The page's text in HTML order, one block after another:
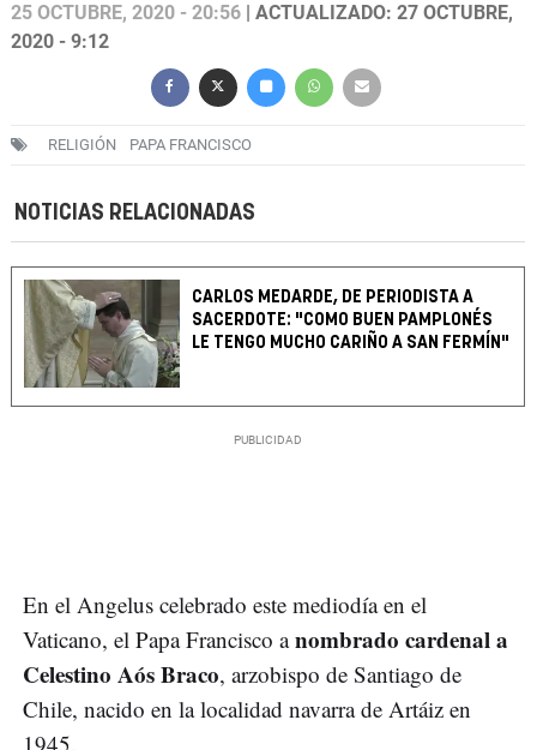
25 OCTUBRE, 2020 - 20:56 | ACTUALIZADO: 27 OCTUBRE,
2020 - 9:12
RELIGIÓN PAPA FRANCISCO
NOTICIAS RELACIONADAS
CARLOS MEDARDE, DE PERIODISTA A
SACERDOTE: "COMO BUEN PAMPLONÉS
LE TENGO MUCHO CARIÑO A SAN FERMÍN"
En el Angelus celebrado este mediodía en el
Vaticano, el Papa Francisco anombrado cardenal a
Celestino Aós Braco, arzobispo de Santiago de
Chile, nacido en la localidad navarra de Artáiz en
1945.